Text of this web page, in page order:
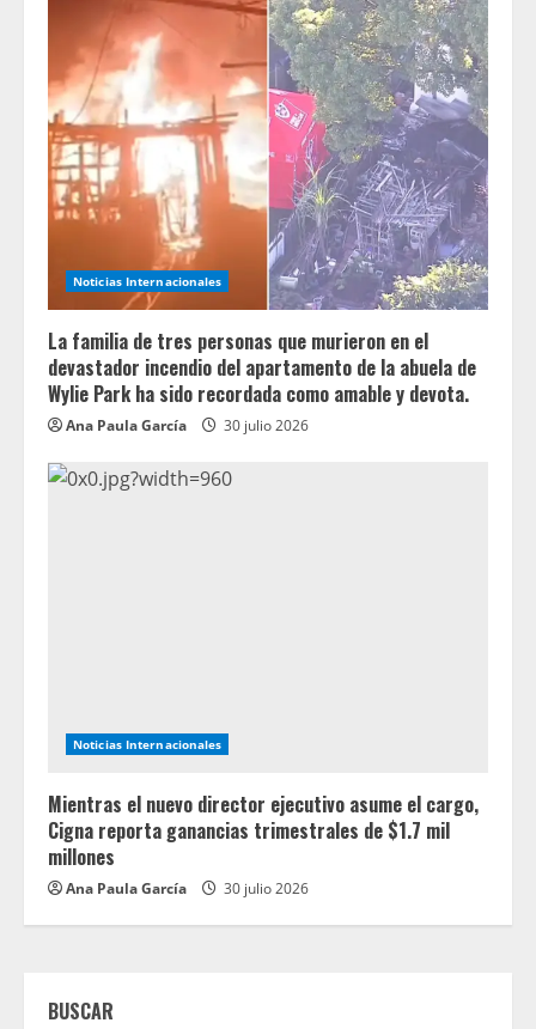
Noticias Internacionales
La familia de tres personas que murieron en el
devastador incendio del apartamento de la abuela de
Wylie Park ha sido recordada como amable y devota.
Ana Paula García 30 julio 2026
Noticias Internacionales
Mientras el nuevo director ejecutivo asume el cargo,
Cigna reporta ganancias trimestrales de $1.7 mil
millones
Ana Paula García 30 julio 2026
BUSCAR